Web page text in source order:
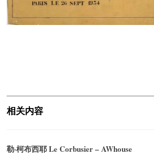
相关内容
勒·柯布西耶 Le Corbusier – AWhouse